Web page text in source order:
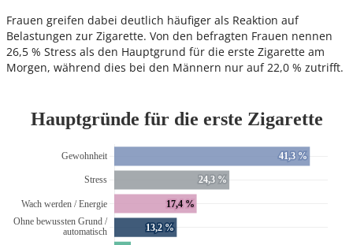
Frauen greifen dabei deutlich häufiger als Reaktion auf
Belastungen zur Zigarette. Von den befragten Frauen nennen
26,5 % Stress als den Hauptgrund für die erste Zigarette am
Morgen, während dies bei den Männern nur auf 22,0 % zutrifft.